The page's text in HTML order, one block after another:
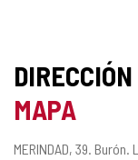
MAPA
Dirección
MERINDAD, 39. Burón.